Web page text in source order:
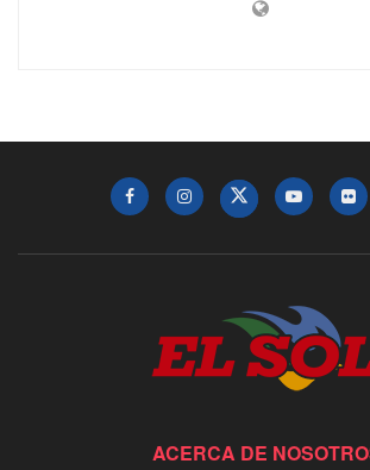
ACERCA DE